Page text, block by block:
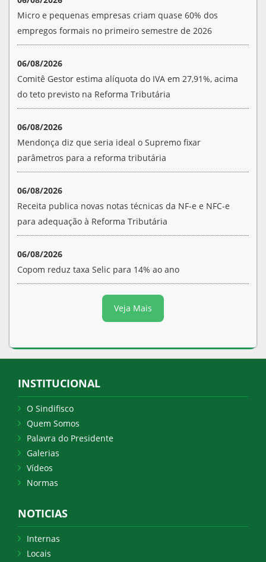
Micro e pequenas empresas criam quase 60% dos
empregos formais no primeiro semestre de 2026
06/08/2026
Comitê Gestor estima alíquota do IVA em 27,91%, acima
do teto previsto na Reforma Tributária
06/08/2026
Mendonça diz que seria ideal o Supremo fixar
parâmetros para a reforma tributária
06/08/2026
Receita publica novas notas técnicas da NF-e e NFC-e
para adequação à Reforma Tributária
06/08/2026
Copom reduz taxa Selic para 14% ao ano
Veja Mais
INSTITUCIONAL
O Sindifisco
Quem Somos
Palavra do Presidente
Galerias
Vídeos
Normas
NOTICIAS
Internas
Locais